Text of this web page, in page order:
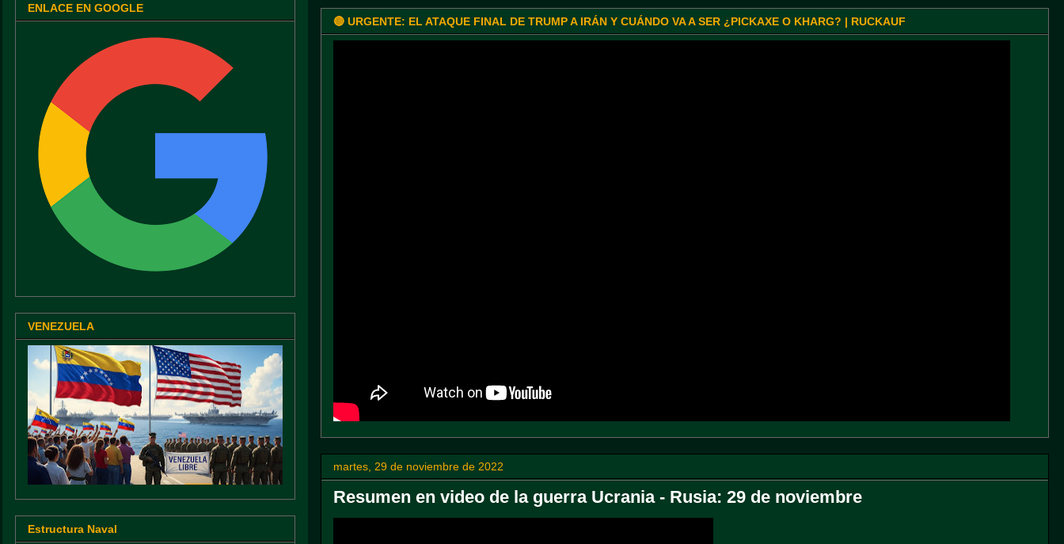
🔴 URGENTE: EL ATAQUE FINAL DE TRUMP A IRÁN Y CUÁNDO VA A SER ¿PICKAXE O KHARG? | RUCKAUF
martes, 29 de noviembre de 2022
Resumen en video de la guerra Ucrania - Rusia: 29 de noviembre
ENLACE EN GOOGLE
VENEZUELA
Estructura Naval